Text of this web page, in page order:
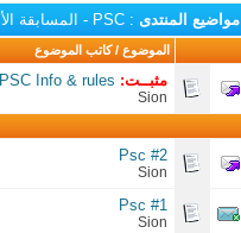
مواضيع المنتدى : PSC - المسابقة الأسبوعية
الموضوع /كاتب الموضوع
مثبــت: PSC Info & rules
Sion
Psc #2
Sion
Psc #1
Sion